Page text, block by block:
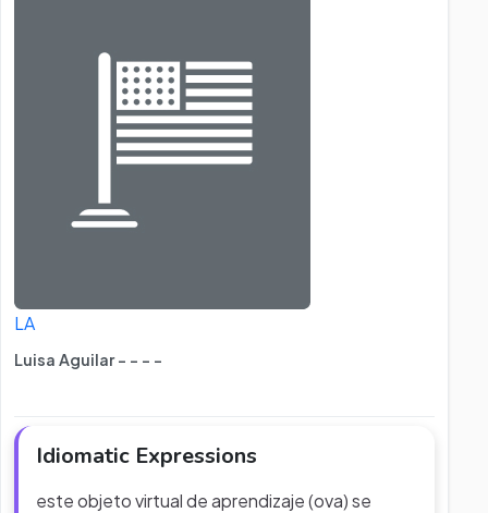
LA
Luisa Aguilar - - - -
Idiomatic Expressions
este objeto virtual de aprendizaje (ova) se